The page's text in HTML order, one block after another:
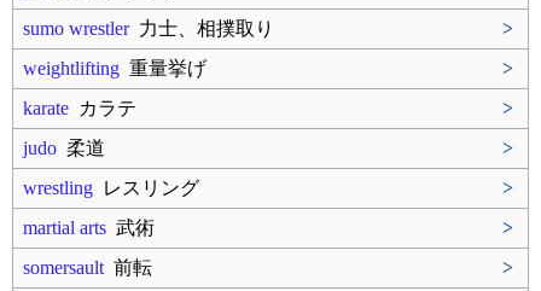
sumo wrestler力士、相撲取り
>
weightlifting 重量挙げ
>
karate カラテ
>
judo 柔道
>
wrestling レスリング
>
martial arts 武術
>
somersault 前転
>